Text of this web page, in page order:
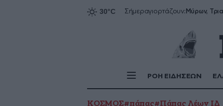
Σήμεραγιορτάζουν:
ΡΟΗ ΕΙΔΗΣΕΩΝ
ΚΟΣΜΟΣ#πάπας#Πάπας Λέων IΔ